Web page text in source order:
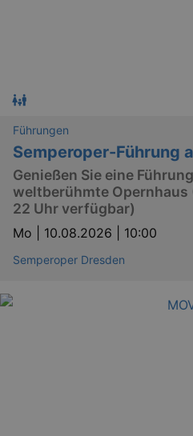
Führungen
Semperoper-Führung
Genießen Sie eine
weltberühmte
22 Uhr verfügbar)
Mo | 10.08.2026 | 10:00
Semperoper Dresden